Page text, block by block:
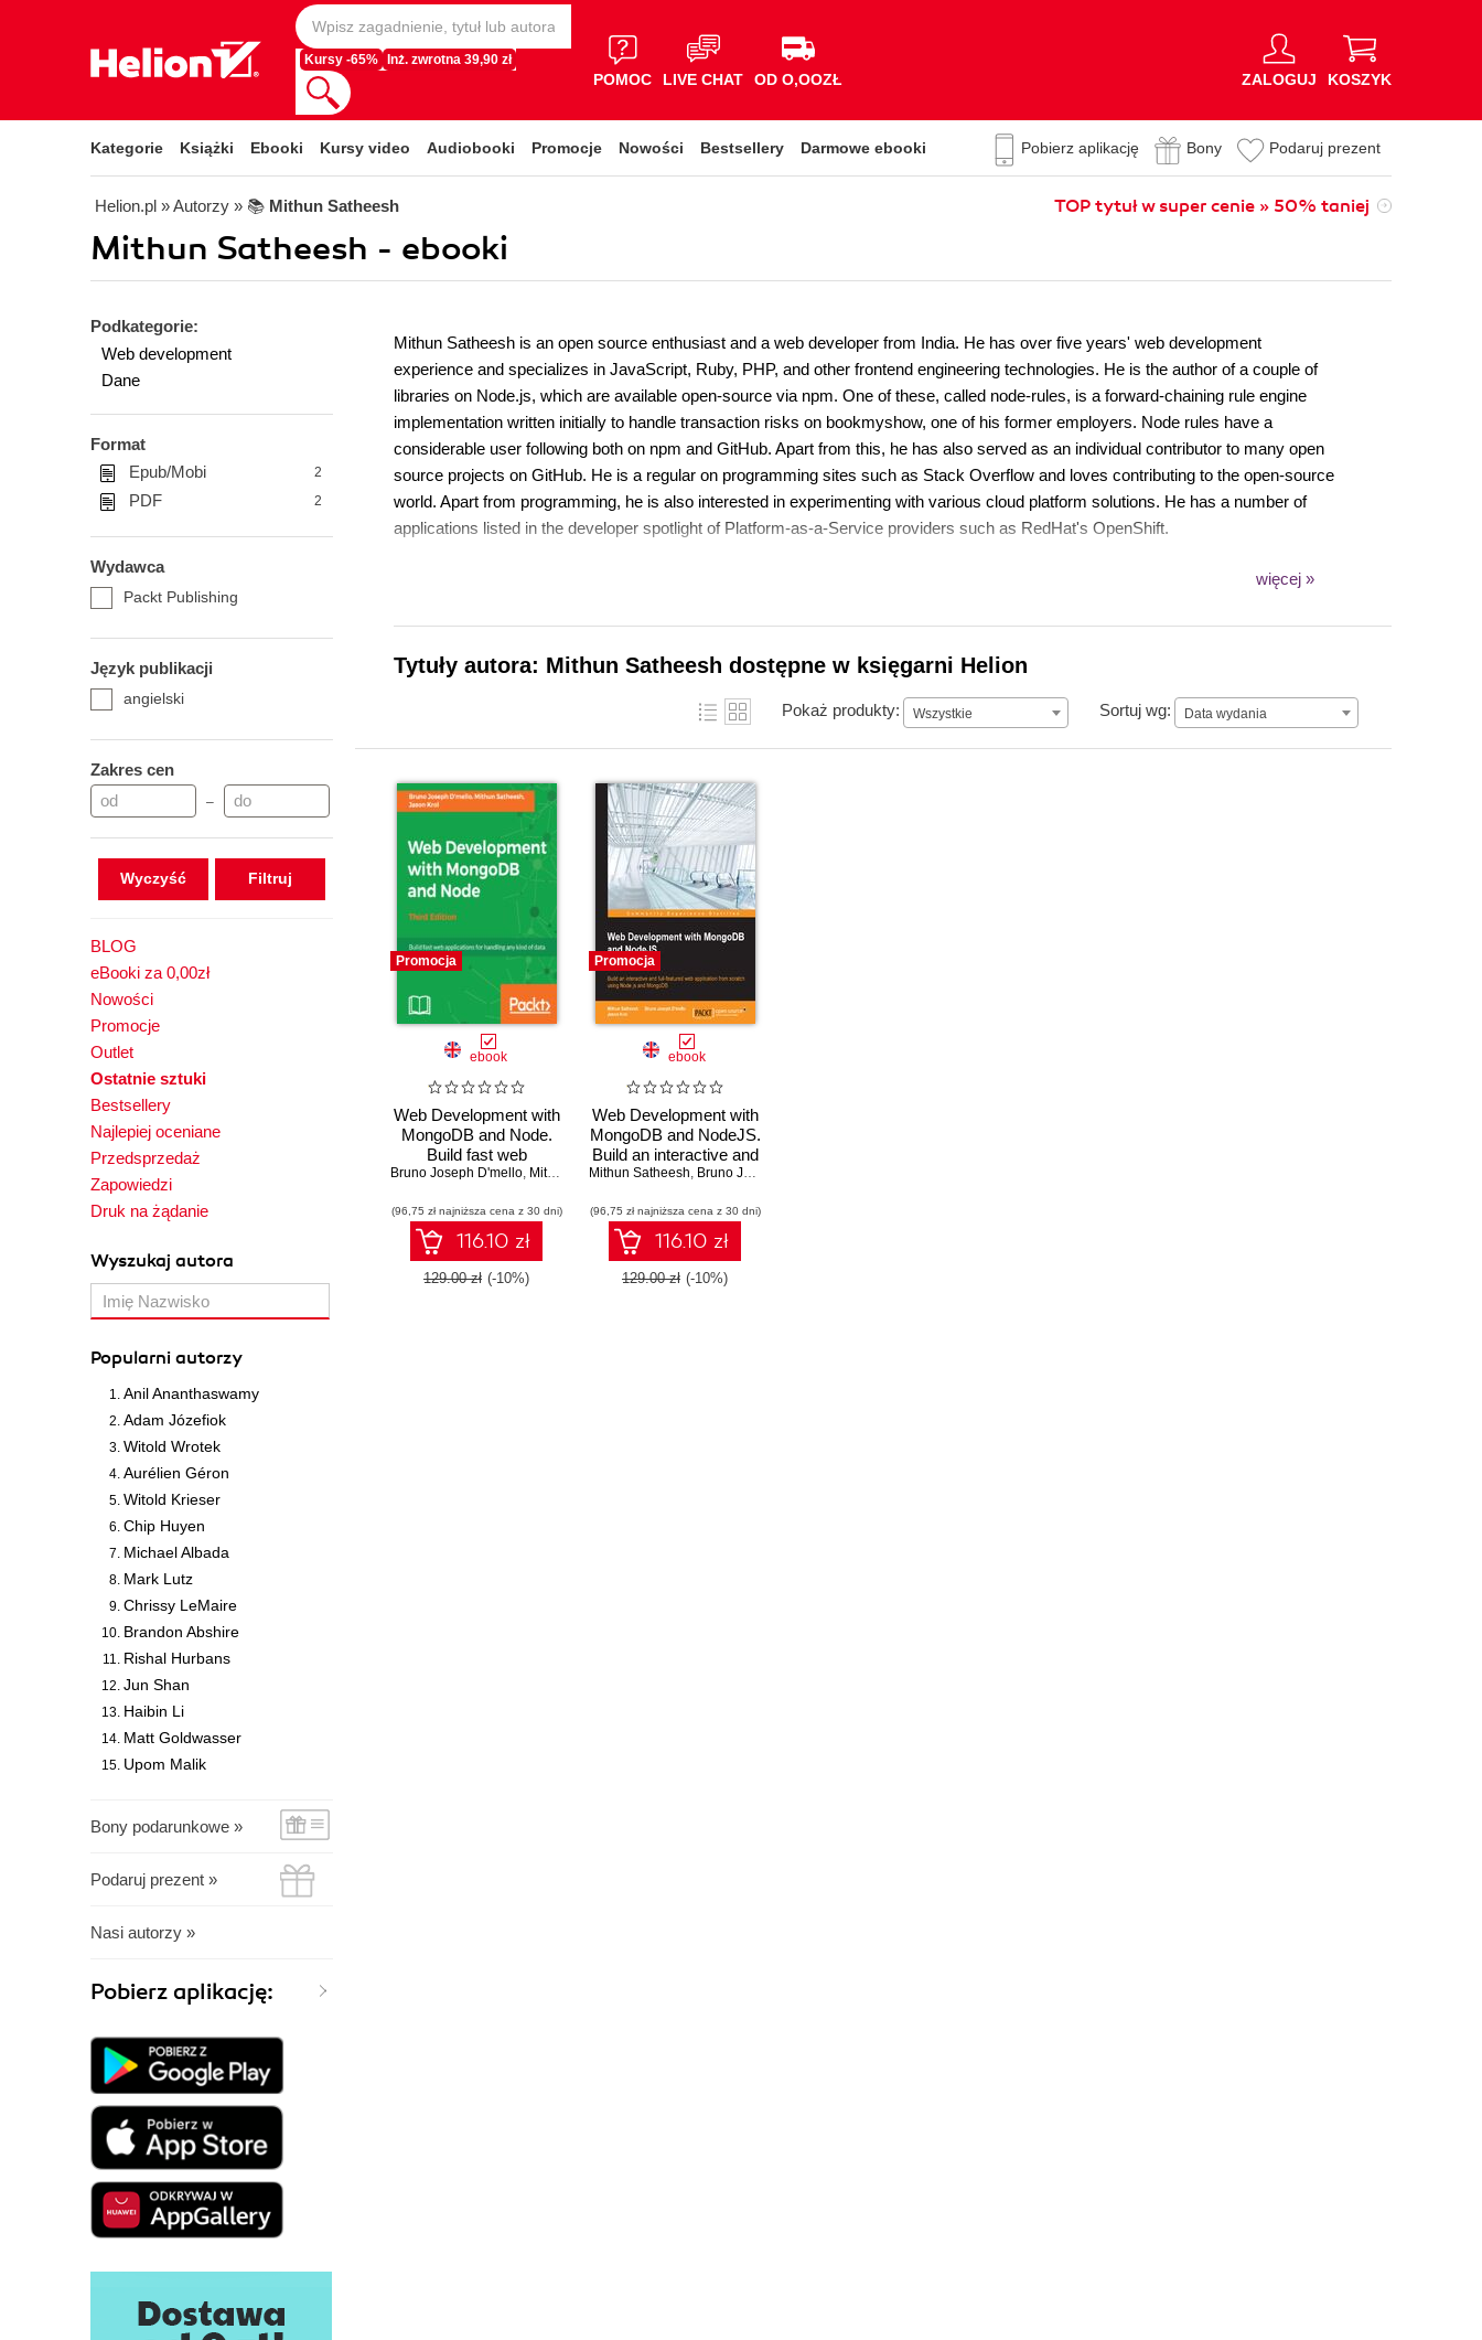
Kursy -65% Inż. zwrotna 39,90 zł
POMOC LIVE CHAT OD O,OOZŁ ZALOGUJ KOSZYK
Kategorie Książki Ebooki Kursy video Audiobooki Promocje Nowości Bestsellery Darmowe ebooki Pobierz aplikację Bony Podaruj prezent
Helion.pl » Autorzy » 📚 Mithun Satheesh TOP tytuł w super cenie » 50% taniej
Mithun Satheesh - ebooki
Podkategorie:
Web development
Dane
Format
Epub/Mobi
2
PDF 2
Wydawca
Packt Publishing
Język publikacji
angielski
Zakres cen
–
Wyczyść
BLOG
eBooki za 0,00zł
Nowości
Promocje
Outlet
Ostatnie sztuki
Bestsellery
Najlepiej oceniane
Przedsprzedaż
Zapowiedzi
Druk na żądanie
Wyszukaj autora
Popularni autorzy
Anil Ananthaswamy
Adam Józefiok
Witold Wrotek
Aurélien Géron
Witold Krieser
Chip Huyen
Michael Albada
Mark Lutz
Chrissy LeMaire
Brandon Abshire
Rishal Hurbans
Jun Shan
Haibin Li
Matt Goldwasser
Upom Malik
Bony podarunkowe »
Podaruj prezent »
Nasi autorzy »
Pobierz aplikację:
Mithun Satheesh is an open source enthusiast and a web developer from India. He has over five years' web development
experience and specializes in JavaScript, Ruby, PHP, and other frontend engineering technologies. He is the author of a couple of
libraries on Node.js, which are available open-source via npm. One of these, called node-rules, is a forward-chaining rule engine
implementation written initially to handle transaction risks on bookmyshow, one of his former employers. Node rules have a
considerable user following both on npm and GitHub. Apart from this, he has also served as an individual contributor to many open
source projects on GitHub. He is a regular on programming sites such as Stack Overflow and loves contributing to the open-source
world. Apart from programming, he is also interested in experimenting with various cloud platform solutions. He has a number of
applications listed in the developer spotlight of Platform-as-a-Service providers such as RedHat's OpenShift.
więcej »
Tytuły autora: Mithun Satheesh dostępne w księgarni Helion
Pokaż produkty: Wszystkie Sortuj wg: Data wydania
Data wydania
Promocja
ebook
Web Development with
MongoDB and Node.
Build fast web
applications for handling
Edition
Bruno Joseph D'mello, Mithun Satheesh ,Jason Krol
(96,75 zł najniższa cena z 30 dni)
116.10 zł
129.00 zł (-10%)
Promocja
ebook
Web Development with
MongoDB and NodeJS.
Build an interactive and
full-featured web
using Node.js and
MongoDB - Second
Edition
Mithun Satheesh, Bruno Joseph D'mello
(96,75 zł najniższa cena z 30 dni)
116.10 zł
129.00 zł (-10%)